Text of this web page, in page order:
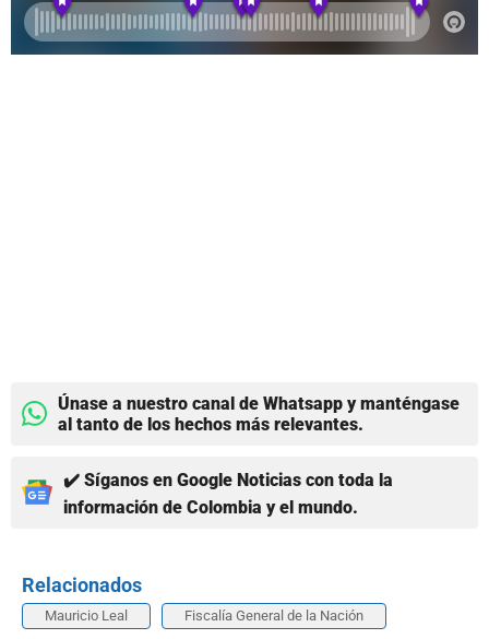
Únase a nuestro canal de Whatsapp y manténgase
al tanto de los hechos más relevantes.
✔️ Síganos en Google Noticias con toda la
información de Colombia y el mundo.
Relacionados
Mauricio Leal Fiscalía General de la Nación